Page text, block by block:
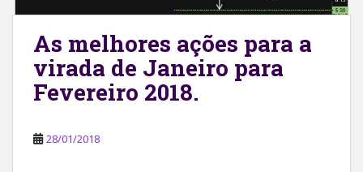
As melhores ações para a
virada de Janeiro para
Fevereiro 2018.
28/01/2018